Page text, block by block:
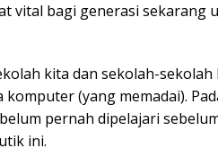
vital bagi generasi sekarang
kita dan sekolah-
komputer (yang memadai).
pernah dipelajari
ini.